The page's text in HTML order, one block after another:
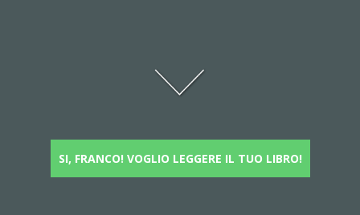
SI, FRANCO! VOGLIO LEGGERE IL TUO LIBRO!